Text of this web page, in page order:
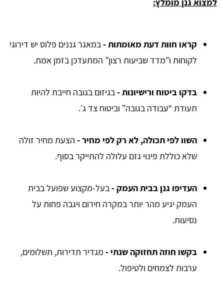
קראו חוות דעת מאומתות-במאגר גננים פלוס יש דירוגי
לקוחות ו”מדד שביעות רצון” המתעדכן בזמן אמת.
בדקו ביטוח ורישיונות-בגיזום בגובה חייבת להיות
תעודת “עבודה בגובה” וביטוח צד ג׳.
השוו לפי תכולה, לא רק לפי מחיר- הצעת מחיר זולה
שלא כוללת פינוי גזם עלולה להתייקר בסוף.
העדיפו גנן בבית העמק-בעל-מקצוע שפועל בבית
העמק יגיע מהר יותר במקרה חירום ויגבה פחות על
נסיעות.
בקשו חוזה תחזוקה שנתי - מגדיר תדירות, תשלומים,
ערבות לצמחים ולטיפול.